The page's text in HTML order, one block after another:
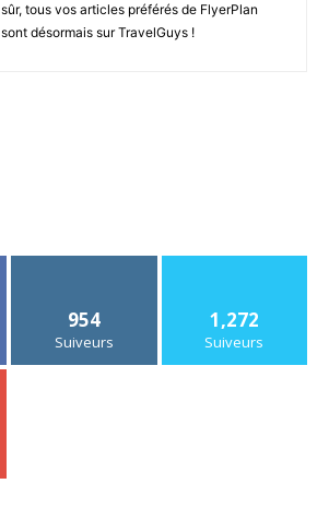
sûr, tous vos articles préférés de FlyerPlan
sont désormais sur TravelGuys !
954
Suiveurs
1,272
Suiveurs